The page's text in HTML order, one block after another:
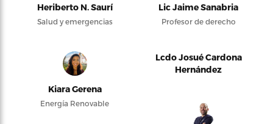
Heriberto N. Saurí
Salud y emergencias
Lic Jaime Sanabria
Profesor de derecho
Kiara Gerena
Energía Renovable
Lcdo Josué Cardona
Hernández